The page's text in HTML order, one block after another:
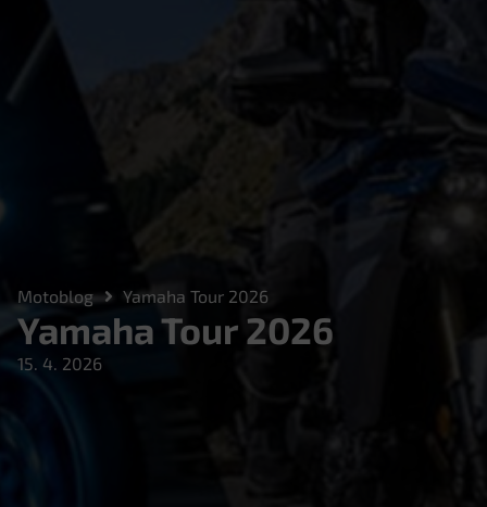
Motoblog Yamaha Tour 2026
Yamaha Tour 2026
15. 4. 2026